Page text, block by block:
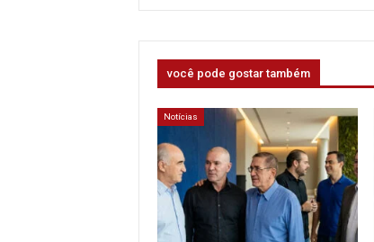
você pode gostar também
Notícias